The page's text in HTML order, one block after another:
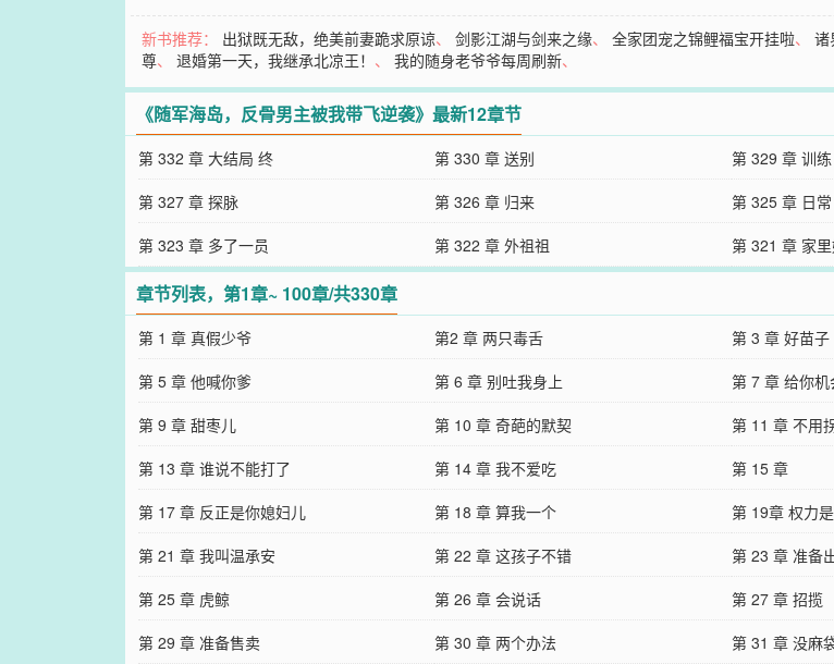
新书推荐： 出狱既无敌，绝美前妻跪求原谅、剑影江湖与剑来之缘、全家团宠之锦鲤福宝开挂啦、诸
尊、退婚第一天，我继承北凉王！ 、我的随身老爷爷每周刷新、
《随军海岛，反骨男主被我带飞逆袭》最新12章节
第 332 章 大结局 终 第 330 章 送别 第 329 章 训练
第 327 章 探脉
第 326 章 归来 第 325 章 日常
第 323 章 多了一员
第 322 章 外祖祖 第 321 章 家
章节列表，第1章~ 100章/共330章
第 1 章 真假少爷 第2 章 两只毒舌 第 3 章 好苗子
第 5 章 他喊你爹
第 6 章 别吐我身上 第 7 章 给你机
第 9 章 甜枣儿
第 10 章 奇葩的默契 第 11 章 不用
第 13 章 谁说不能打了
第 14 章 我不爱吃 第 15 章
第 17 章 反正是你媳妇儿
第 18 章 算我一个 第 19章 权力
第 21 章 我叫温承安
第 22 章 这孩子不错 第 23 章 准备
第 25 章 虎鲸
第 26 章 会说话 第 27 章 招揽
第 29 章 准备售卖
第 30 章 两个办法 第 31 章 没麻